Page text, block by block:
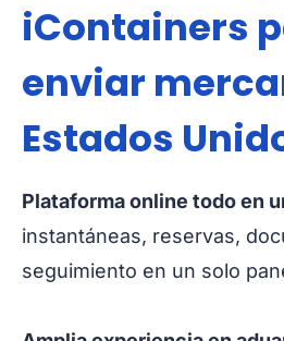
iContainers
enviar
Estados
Plataforma online todo en
instantáneas, reservas,
seguimiento en un solo